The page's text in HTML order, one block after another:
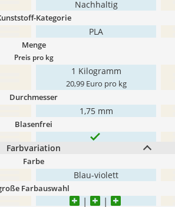
Nachhaltig
Kategorie
PLA
Menge
Preis pro kg
1 Kilogramm
20,99 Euro pro kg
Durchmesser
1,75 mm
Blasenfrei
Farbvariation
Farbe
Blau-violett
Farbauswahl